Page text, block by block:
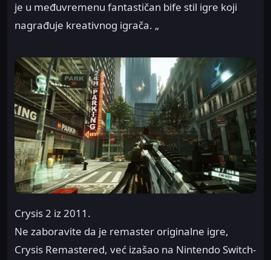
je u međuvremenu fantastičan bife stil igre koji
nagrađuje kreativnog igrača. „
Crysis 2 iz 2011.
Ne zaboravite da je remaster originalne igre,
Crysis Remastered, već izašao na Nintendo Switch-